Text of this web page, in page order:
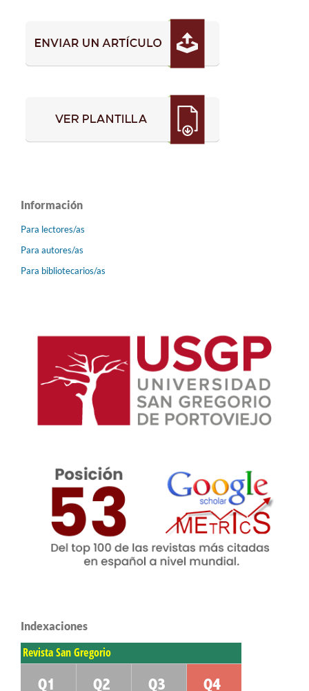
Información
Para lectores/as
Para autores/as
Para bibliotecarios/as
Indexaciones